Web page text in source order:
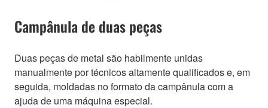
Campânula de duas peças
Duas peças de metal são habilmente unidas
manualmente por técnicos altamente qualificados e, em
seguida, moldadas no formato da campânula com a
ajuda de uma máquina especial.